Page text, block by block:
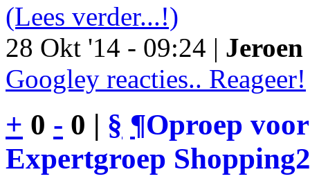
(Lees verder...!)
28 Okt '14 - 09:24 |
Googley reacties.. Reageer!
+ 0 - 0 | § ¶Oproep
Expertgroep